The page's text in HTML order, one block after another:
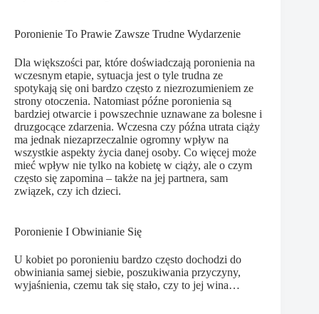
Poronienie To Prawie Zawsze Trudne Wydarzenie
Dla większości par, które doświadczają poronienia na
wczesnym etapie, sytuacja jest o tyle trudna ze
spotykają się oni bardzo często z niezrozumieniem ze
strony otoczenia. Natomiast późne poronienia są
bardziej otwarcie i powszechnie uznawane za bolesne i
druzgocące zdarzenia. Wczesna czy późna utrata ciąży
ma jednak niezaprzeczalnie ogromny wpływ na
wszystkie aspekty życia danej osoby. Co więcej może
mieć wpływ nie tylko na kobietę w ciąży, ale o czym
często się zapomina – także na jej partnera, sam
związek, czy ich dzieci.
Poronienie I Obwinianie Się
U kobiet po poronieniu bardzo często dochodzi do
obwiniania samej siebie, poszukiwania przyczyny,
wyjaśnienia, czemu tak się stało, czy to jej wina…